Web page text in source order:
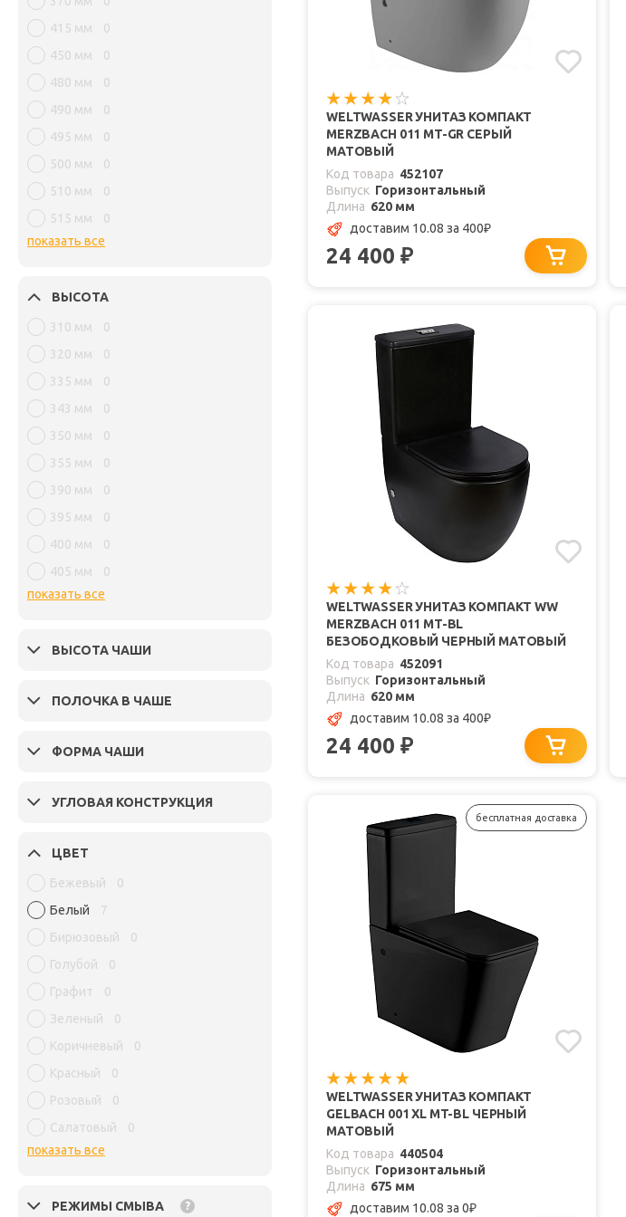
415 мм
0
450 мм
0
480 мм
0
490 мм
0
495 мм
0
500 мм
0
510 мм
0
515 мм
0
показать все
ВЫСОТА
310 мм
0
320 мм
0
335 мм
0
343 мм
0
350 мм
0
355 мм
0
390 мм
0
395 мм
0
400 мм
0
405 мм
0
показать все
ВЫСОТА ЧАШИ
ПОЛОЧКА В ЧАШЕ
ФОРМА ЧАШИ
УГЛОВАЯ КОНСТРУКЦИЯ
ЦВЕТ
Бежевый
0
Белый
7
Бирюзовый
0
Голубой
0
Графит
0
Зеленый
0
Коричневый
0
Красный
0
Розовый
0
Салатовый
0
показать все
РЕЖИМЫ СМЫВА ?
WELTWASSER УНИТАЗ КОМПАКТ
MERZBACH 011 MT-GR СЕРЫЙ
МАТОВЫЙ
Код товара 452107
Выпуск Горизонтальный
Длина 620 мм
доставим 10.08 за 400₽
24 400 ₽
WELTWASSER УНИТАЗ КОМПАКТ WW
MERZBACH 011 MT-BL
БЕЗОБОДКОВЫЙ ЧЕРНЫЙ МАТОВЫЙ
Код товара 452091
Выпуск Горизонтальный
Длина 620 мм
доставим 10.08 за 400₽
24 400 ₽
бесплатная доставка
WELTWASSER УНИТАЗ КОМПАКТ
GELBACH 001 XL MT-BL ЧЕРНЫЙ
МАТОВЫЙ
Код товара 440504
Выпуск Горизонтальный
Длина 675 мм
доставим 10.08 за 0₽